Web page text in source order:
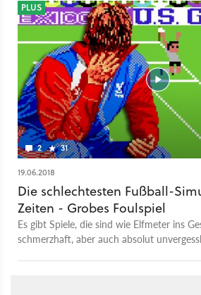
2 31
PLUS
19.06.2018
Die schlechtesten Fußball-
Zeiten - Grobes Foulspiel
Es gibt Spiele, die sind wie Elfmeter ins
schmerzhaft, aber auch absolut
Video vor, es sind die schlechtesten